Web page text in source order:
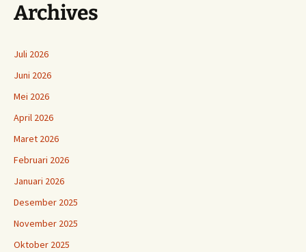
Archives
Juli 2026
Juni 2026
Mei 2026
April 2026
Maret 2026
Februari 2026
Januari 2026
Desember 2025
November 2025
Oktober 2025